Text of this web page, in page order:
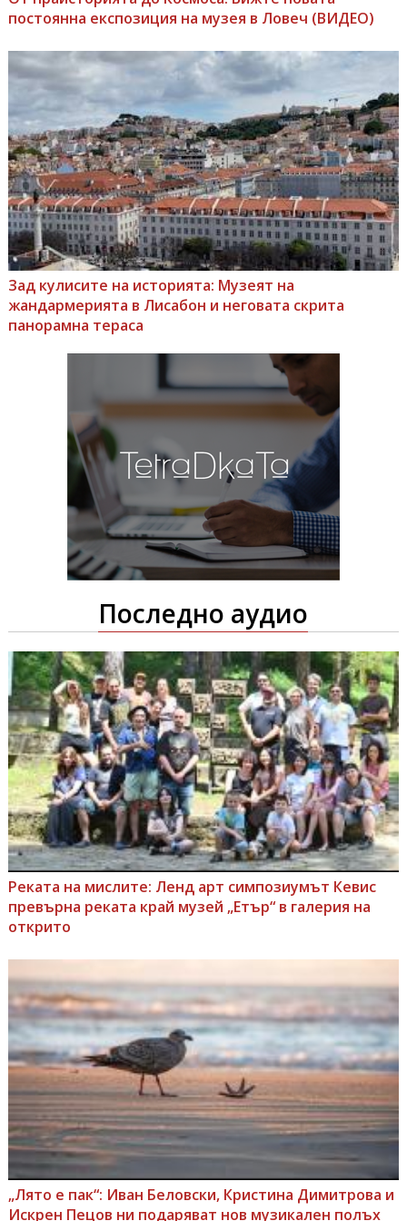
постоянна експозиция на музея в Ловеч (ВИДЕО)
Зад кулисите на историята: Музеят на
жандармерията в Лисабон и неговата скрита
панорамна тераса
Последно аудио
Реката на мислите: Ленд арт симпозиумът Кевис
превърна реката край музей „Етър“ в галерия на
открито
„Лято е пак“: Иван Беловски, Кристина Димитрова и
Искрен Пецов ни подаряват нов музикален полъх